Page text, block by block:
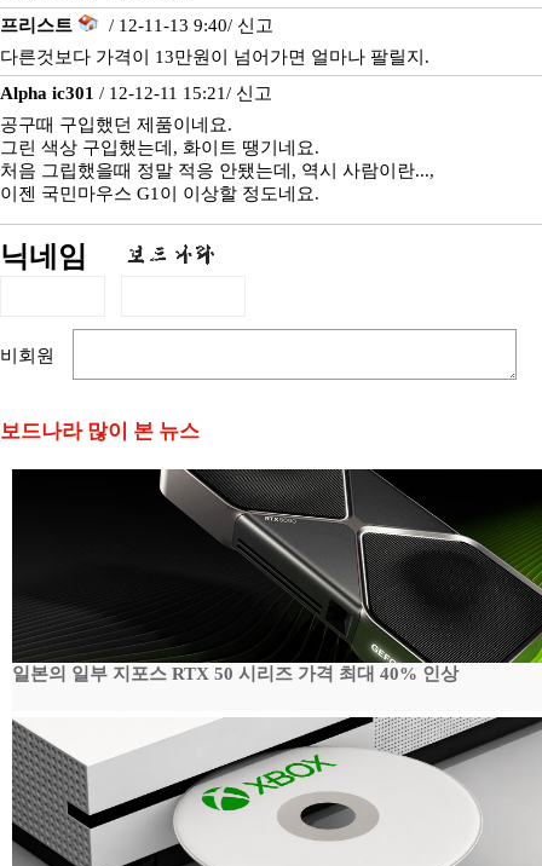
프리스트
/ 12-11-13 9:40/ 신고
다른것보다 가격이 13만원이 넘어가면 얼마나 팔릴지.
Alpha ic301 / 12-12-11 15:21/ 신고
공구때 구입했던 제품이네요.
그린 색상 구입했는데, 화이트 땡기네요.
처음 그립했을때 정말 적응 안됐는데, 역시 사람이란...,
이젠 국민마우스 G1이 이상할 정도네요.
닉네임
비회원
보드나라 많이 본 뉴스
일본의 일부 지포스 RTX 50 시리즈 가격 최대 40% 인상